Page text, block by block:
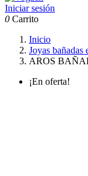
Iniciar sesión
0 Carrito
Inicio
Joyas bañadas
AROS
¡En oferta!